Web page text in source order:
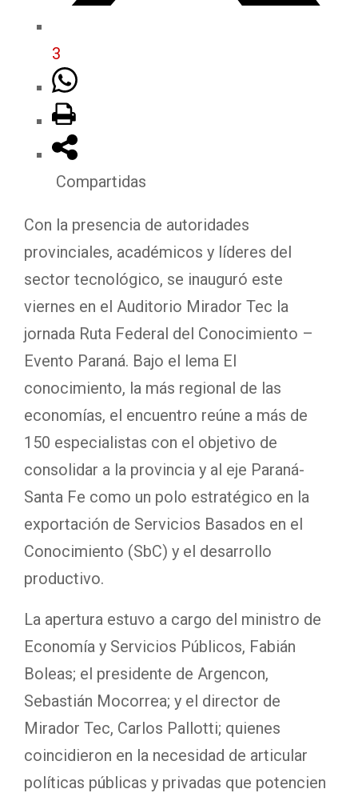
3
Compartidas
Con la presencia de autoridades
provinciales, académicos y líderes del
sector tecnológico, se inauguró este
viernes en el Auditorio Mirador Tec la
jornada Ruta Federal del Conocimiento –
Evento Paraná. Bajo el lema El
conocimiento, la más regional de las
economías, el encuentro reúne a más de
150 especialistas con el objetivo de
consolidar a la provincia y al eje Paraná-
Santa Fe como un polo estratégico en la
exportación de Servicios Basados en el
Conocimiento (SbC) y el desarrollo
productivo.
La apertura estuvo a cargo del ministro de
Economía y Servicios Públicos, Fabián
Boleas; el presidente de Argencon,
Sebastián Mocorrea; y el director de
Mirador Tec, Carlos Pallotti; quienes
coincidieron en la necesidad de articular
políticas públicas y privadas que potencien